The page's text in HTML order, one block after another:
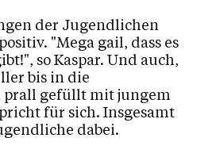
der Jugendlichen
"Mega gail, dass es
so Kaspar. Und auch,
bis in die
prall gefüllt mit jungem
für sich. Insgesamt
dabei.